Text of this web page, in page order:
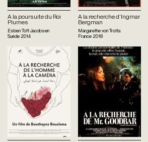
A la poursuite du Roi
Plumes
Esben Toft Jacobsen
Suède 2014
A la recherche d'Ingmar
Bergman
Margarethe von Trotta
France 2018